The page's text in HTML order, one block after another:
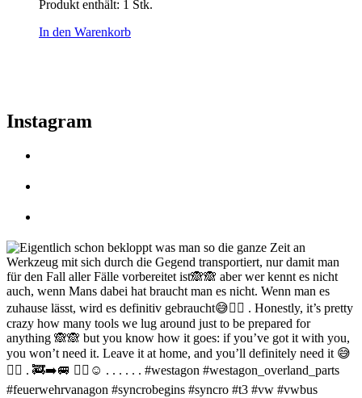
Produkt enthält: 1 Stk.
In den Warenkorb
Instagram